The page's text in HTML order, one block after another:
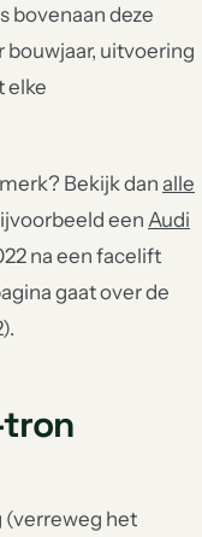
bovenaan deze
bouwjaar, uitvoering
elke
Bekijk dan alle
eenAudi
na een facelift
gaat over de
(verreweg het